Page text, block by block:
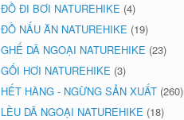
ĐỒ ĐI BƠI NATUREHIKE (4)
ĐỒ NẤU ĂN NATUREHIKE (19)
GHẾ DÃ NGOẠI NATUREHIKE (23)
GỐI HƠI NATUREHIKE (3)
HẾT HÀNG - NGỪNG SẢN XUẤT (260)
LỀU DÃ NGOẠI NATUREHIKE (18)